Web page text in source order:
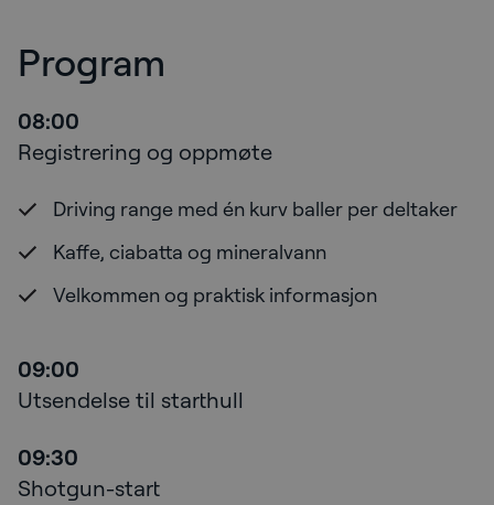
Program
08:00
Registrering og oppmøte
Driving range med én kurv baller per deltaker
Kaffe, ciabatta og mineralvann
Velkommen og praktisk informasjon
09:00
Utsendelse til starthull
09:30
Shotgun-start